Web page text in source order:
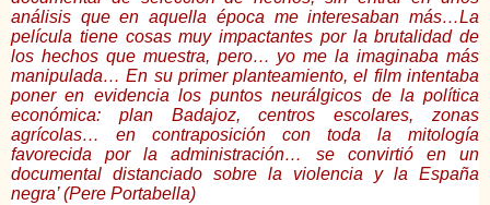
análisis que en aquella época me interesaban más…La
película tiene cosas muy impactantes por la brutalidad de
los hechos que muestra, pero… yo me la imaginaba más
manipulada… En su primer planteamiento, el film intentaba
poner en evidencia los puntos neurálgicos de la política
económica: plan Badajoz, centros escolares, zonas
agrícolas… en contraposición con toda la mitología
favorecida por la administración… se convirtió en un
documental distanciado sobre la violencia y la España
negra’ (Pere Portabella)